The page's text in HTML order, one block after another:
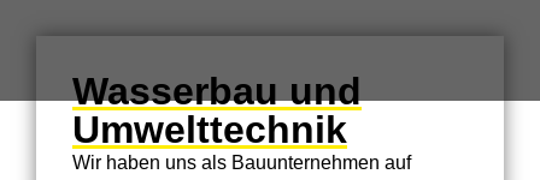
Wasserbau und
Umwelttechnik
Wir haben uns als Bauunternehmen auf